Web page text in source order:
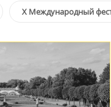
X Международный